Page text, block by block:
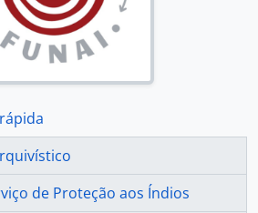
de Proteção aos Índios